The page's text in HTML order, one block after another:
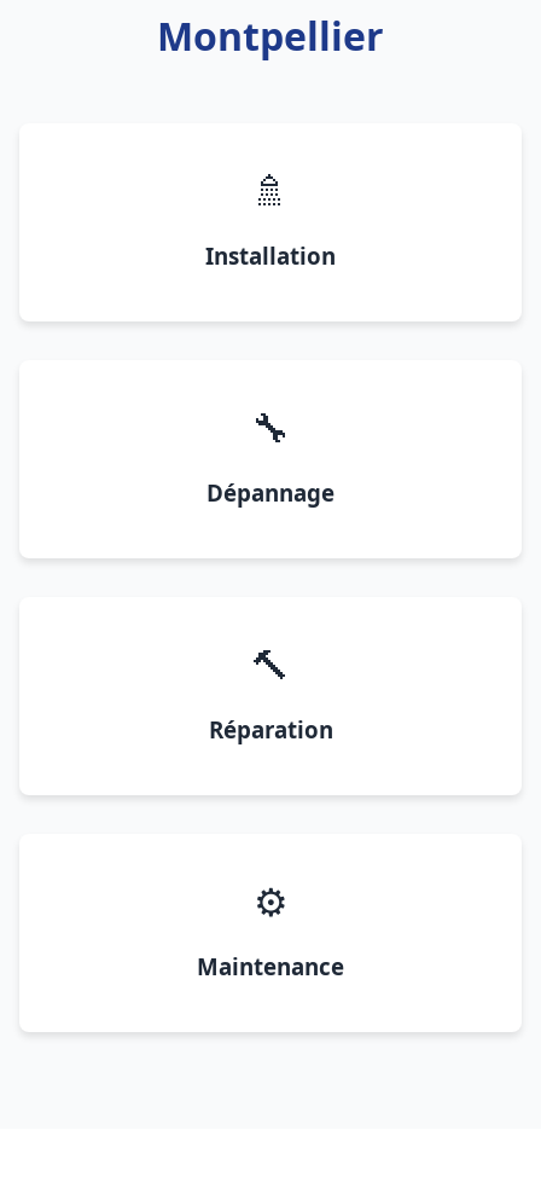
Montpellier
🚿
Installation
🔧
Dépannage
🔨
Réparation
⚙️
Maintenance